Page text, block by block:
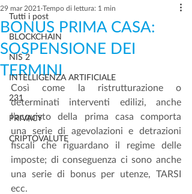
Tutti i post
BLOCKCHAIN
NIS 2
INTELLIGENZA ARTIFICIALE
231
PRIVACY
CRIPTOVALUTE
BONUS PRIMA CASA:
SOSPENSIONE DEI
TERMINI
29 mar 2021 Tempo di lettura: 1 min
Così come la ristrutturazione o
determinati interventi edilizi, anche
l’acquisto della prima casa comporta
una serie di agevolazioni e detrazioni
fiscali che riguardano il regime delle
imposte; di conseguenza ci sono anche
una serie di bonus per utenze, TARSI
ecc.